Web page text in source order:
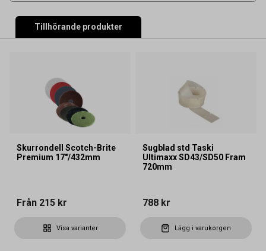
Tillhörande produkter
Skurrondell Scotch-Brite
Premium 17"/432mm
Från 215 kr
Visa varianter
Sugblad std Taski
Ultimaxx SD43/SD50 Fram
720mm
788 kr
Lägg i varukorgen